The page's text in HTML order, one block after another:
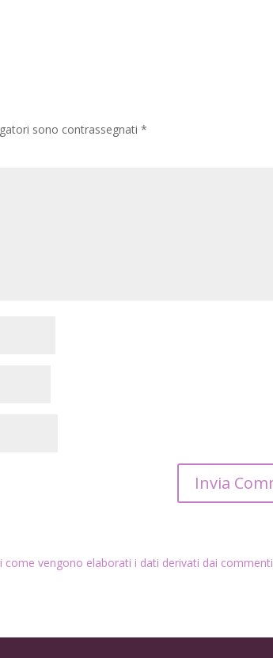
sono contrassegnati *
come vengono elaborati i dati derivati dai commenti